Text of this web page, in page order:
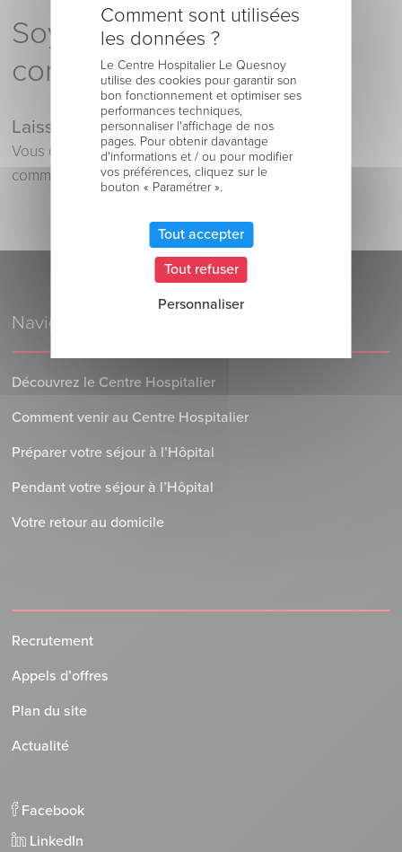
Soyez le premier à
commenter !
Laisser un commentaire
Vous devez vous connecterpour publier un
commentaire.
Navigation
Découvrez le Centre Hospitalier
Comment venir au Centre Hospitalier
Préparer votre séjour à l’Hôpital
Pendant votre séjour à l’Hôpital
Votre retour au domicile
Recrutement
Appels d’offres
Plan du site
Actualité
Facebook
LinkedIn
Comment sont utilisées
les données ?
Le Centre Hospitalier Le Quesnoy
utilise des cookies pour garantir son
bon fonctionnement et optimiser ses
performances techniques,
personnaliser l'affichage de nos
pages. Pour obtenir davantage
d'informations et / ou pour modifier
vos préférences, cliquez sur le
bouton « Paramétrer ».
Tout accepter
Tout refuser
Personnaliser